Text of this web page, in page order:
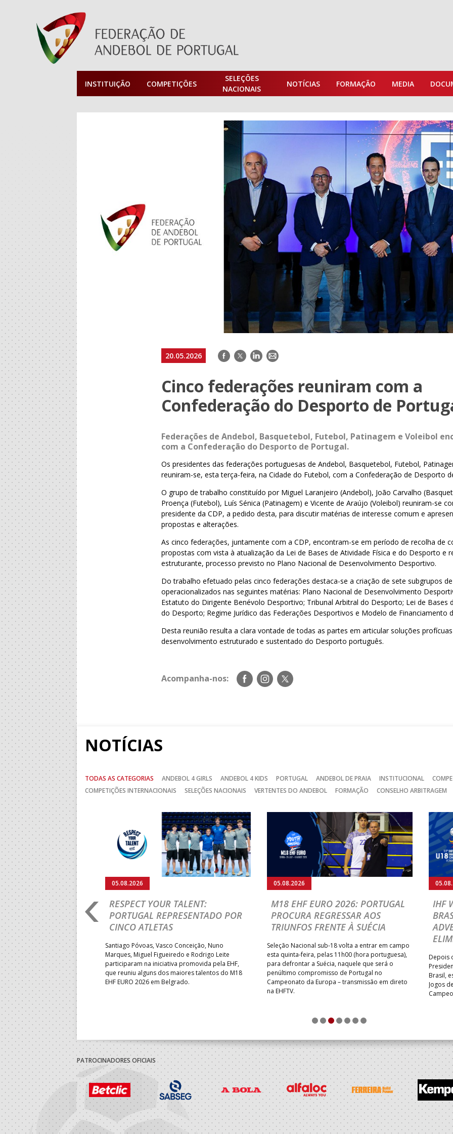
INSTITUIÇÃO COMPETIÇÕES
SELEÇÕES
NACIONAIS
NOTÍCIAS FORMAÇÃO MEDIA
20.05.2026 Facebook
TwitterLinkedIn
E-
Cinco federações reuniram com a
Confederação do Desporto de
Federações de Andebol, Basquetebol, Futebol, Patinagem e Voleibol
com a Confederação do Desporto de Portugal.
Os presidentes das federações portuguesas de Andebol, Basquetebol, Futebol,
reuniram-se, esta terça-feira, na Cidade do Futebol, com a Confederação de Desporto
O grupo de trabalho constituído por Miguel Laranjeiro (Andebol), João Carvalho
Proença (Futebol), Luís Sénica (Patinagem) e Vicente de Araújo (Voleibol) reuniram-se
presidente da CDP, a pedido desta, para discutir matérias de interesse comum e
propostas e alterações.
As cinco federações, juntamente com a CDP, encontram-se em período de recolha de
propostas com vista à atualização da Lei de Bases de Atividade Física e do Desporto e
estruturante, processo previsto no Plano Nacional de Desenvolvimento Desportivo.
Do trabalho efetuado pelas cinco federações destaca-se a criação de sete subgrupos
operacionalizados nas seguintes matérias: Plano Nacional de Desenvolvimento
Estatuto do Dirigente Benévolo Desportivo; Tribunal Arbitral do Desporto; Lei de Bases
do Desporto; Regime Jurídico das Federações Desportivos e Modelo de Financiamento
Desta reunião resulta a clara vontade de todas as partes em articular soluções
desenvolvimento estruturado e sustentado do Desporto português.
Acompanha-nos:
Siga-
nos
Siga-
nos
Siga-
nos
NOTÍCIAS
TODAS AS CATEGORIAS ANDEBOL 4 GIRLS ANDEBOL 4 KIDS PORTUGAL ANDEBOL DE PRAIA INSTITUCIONAL
COMPETIÇÕES INTERNACIONAIS
SELEÇÕES NACIONAIS VERTENTES DO ANDEBOL FORMAÇÃO CONSELHO ARBITRAGEM
2026: PORTUGAL
E SEGUE NA LUTA
18 regressou às vitórias no
ao superar a Suécia por 32-
uma vaga para o
do Mundo.
05.08.2026
RESPECT YOUR TALENT:
PORTUGAL REPRESENTADO POR
CINCO ATLETAS
Santiago Póvoas, Vasco Conceição, Nuno
Marques, Miguel Figueiredo e Rodrigo Leite
participaram na iniciativa promovida pela EHF,
que reuniu alguns dos maiores talentos do M18
EHF EURO 2026 em Belgrado.
05.08.2026
M18 EHF EURO 2026: PORTUGAL
PROCURA REGRESSAR AOS
TRIUNFOS FRENTE À SUÉCIA
Seleção Nacional sub-18 volta a entrar em campo
esta quinta-feira, pelas 11h00 (hora portuguesa),
para defrontar a Suécia, naquele que será o
penúltimo compromisso de Portugal no
Campeonato da Europa – transmissão em direto
na EHFTV.
IHF
Depois
Brasil,
Jogos
1 2 3 4 5 6 7
PATROCINADORES OFICIAIS